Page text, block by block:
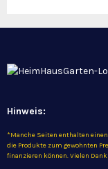
Hinweis:
*Manche Seiten enthalten
die Produkte zum gewohnten
finanzieren können. Vielen